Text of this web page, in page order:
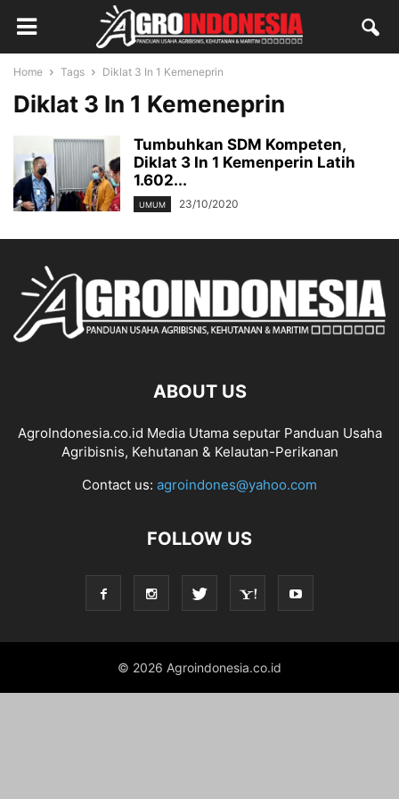
Home Tags Diklat 3 In 1 Kemeneprin
Diklat 3 In 1 Kemeneprin
Tumbuhkan SDM Kompeten,
Diklat 3 In 1 Kemenperin Latih
1.602...
UMUM 23/10/2020
ABOUT US
AgroIndonesia.co.id Media Utama seputar Panduan Usaha
Agribisnis, Kehutanan & Kelautan-Perikanan
Contact us: agroindones@yahoo.com
FOLLOW US
© 2026 Agroindonesia.co.id